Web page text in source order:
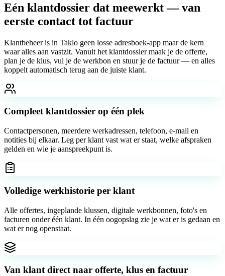
Eén klantdossier dat meewerkt — van
eerste contact tot factuur
Klantbeheer is in Taklo geen losse adresboek-app maar de kern
waar alles aan vastzit. Vanuit het klantdossier maak je de offerte,
plan je de klus, vul je de werkbon en stuur je de factuur — en alles
koppelt automatisch terug aan de juiste klant.
Compleet klantdossier op één plek
Contactpersonen, meerdere werkadressen, telefoon, e-mail en
notities bij elkaar. Leg per klant vast wat er staat, welke afspraken
gelden en wie je aanspreekpunt is.
Volledige werkhistorie per klant
Alle offertes, ingeplande klussen, digitale werkbonnen, foto's en
facturen onder één klant. In één oogopslag zie je wat er is gedaan en
wat er nog openstaat.
Van klant direct naar offerte, klus en factuur